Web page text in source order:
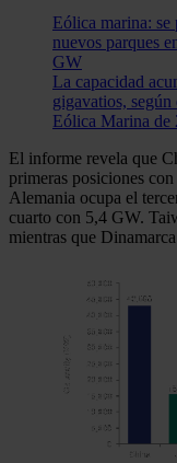
Eólica marina: se
nuevos parques
GW
La capacidad
gigavatios,
Eólica Marina de
El informe revela que
primeras posiciones
Alemania ocupa el
cuarto con 5,4 GW.
mientras que